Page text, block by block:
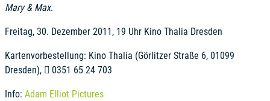
Mary & Max.
Freitag, 30. Dezember 2011, 19 Uhr Kino Thalia Dresden
Kartenvorbestellung: Kino Thalia (Görlitzer Straße 6, 01099
Dresden),
0351 65 24 703
Info: Adam Elliot Pictures